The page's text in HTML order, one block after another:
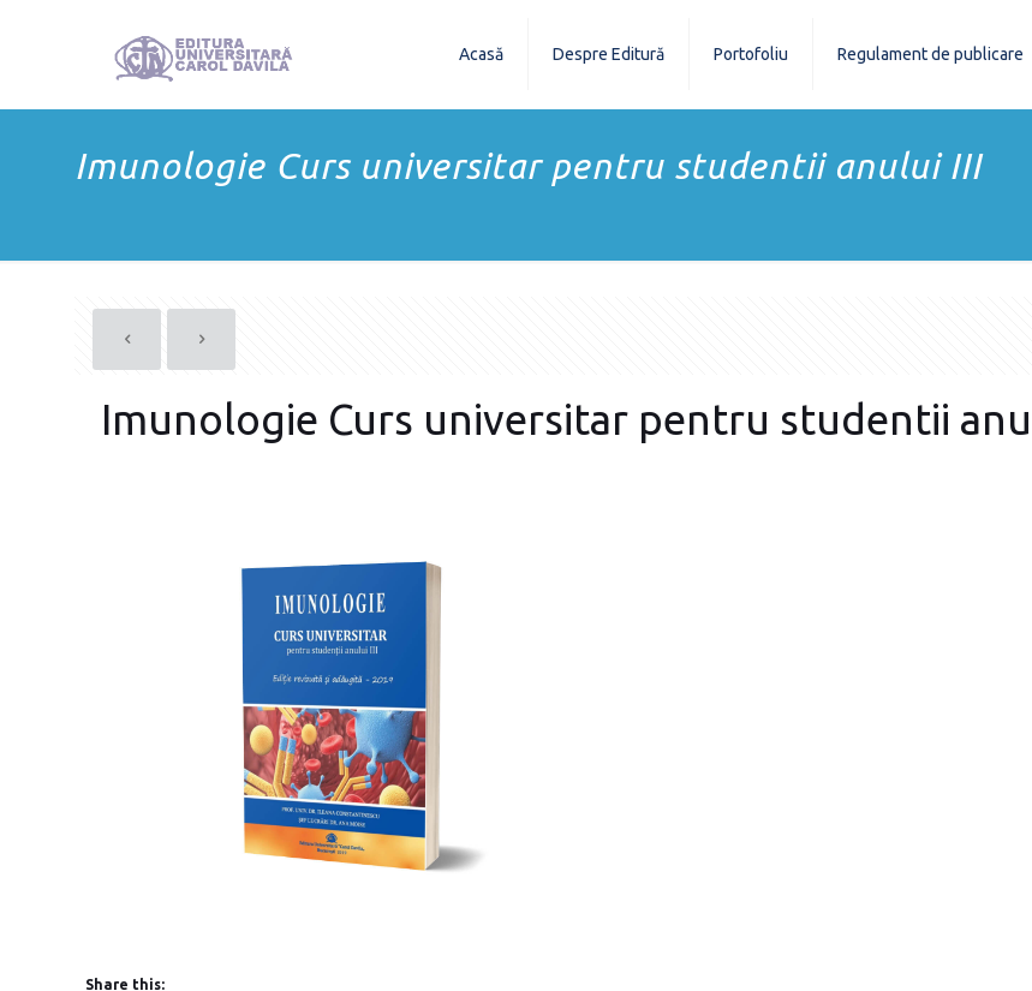
Acasă Despre Editură Portofoliu Regulament de publicare
Imunologie Curs universitar pentru studentii anului III
Imunologie Curs universitar pentru studentii
Share this: